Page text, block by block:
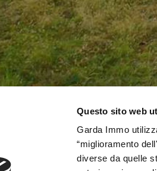
Questo sito web
Garda Immo
“miglioramento
diverse da quelle
GARDA IMMO S.A.S.